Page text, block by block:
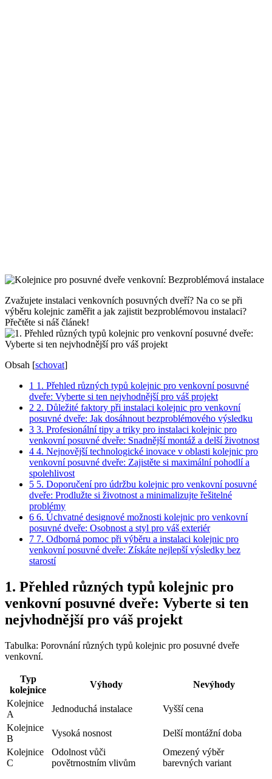
Zvažujete instalaci venkovních posuvných dveří? Na co se při
výběru kolejnic zaměřit ‌a jak zajistit bezproblémovou instalaci?⁣
Přečtěte si náš článek!
Obsah [schovat]
1 1. Přehled různých typů kolejnic pro venkovní posuvné
dveře: Vyberte si ten nejvhodnější pro ​váš projekt
2 2. Důležité faktory​ při instalaci kolejnic pro venkovní
posuvné ⁢dveře: Jak dosáhnout⁣ bezproblémového výsledku
3 3. Profesionální‍ tipy a triky ​pro instalaci kolejnic pro
venkovní posuvné dveře: Snadnější montáž⁢ a ‌delší životnost
4 4. Nejnovější technologické inovace v oblasti ‌kolejnic pro
venkovní posuvné dveře: Zajistěte si maximální pohodlí a
spolehlivost
5 5. Doporučení pro údržbu kolejnic pro ‍venkovní posuvné
dveře: Prodlužte si životnost a minimalizujte řešitelné
problémy
6 6. Úchvatné designové ⁢možnosti kolejnic pro venkovní
posuvné dveře: Osobnost a styl pro váš exteriér
7 7. Odborná pomoc při výběru a ⁣instalaci kolejnic pro​
venkovní posuvné dveře: Získáte nejlepší výsledky bez
starostí
1. Přehled různých typů kolejnic pro
venkovní posuvné dveře: Vyberte si ten
nejvhodnější pro ​váš projekt
Tabulka: Porovnání různých typů ​kolejnic pro posuvné dveře
venkovní.
Typ
kolejnice
Výhody
Nevýhody
Kolejnice
‍A
Jednoduchá instalace
Vyšší cena
Kolejnice
B
Vysoká nosnost
Delší montážní doba
Kolejnice
C
Odolnost ⁣vůči
povětrnostním⁢ vlivům
Omezený⁤ výběr
barevných variant